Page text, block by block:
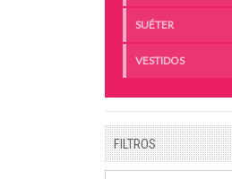
SUÉTER
VESTIDOS
FILTROS